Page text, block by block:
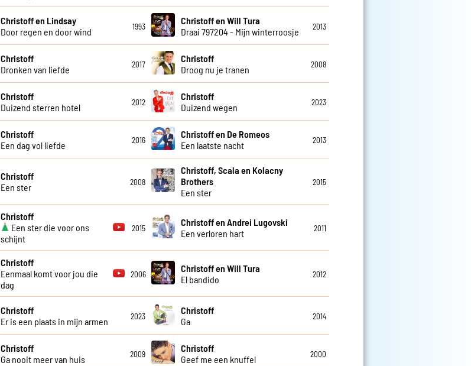
Christoff en Lindsay
Door regen en door wind
1993
Christoff en Will Tura
Draai 797204 - Mijn winterroosje
2013
Christoff
Dronken van liefde
2017
Christoff
Droog nu je tranen
2008
Christoff
Duizend sterren hotel
2012
Christoff
Duizend wegen
2023
Christoff
Een dag vol liefde
2016
Christoff en De Romeos
Een laatste nacht
2013
Christoff
Een ster
2008
Christoff, Scala en Kolacny
Brothers
Een ster
2015
Christoff
Een ster die voor ons
schijnt
2015
Christoff en Andrei Lugovski
Een verloren hart
2011
Christoff
Eenmaal komt voor jou die
dag
2006
Christoff en Will Tura
El bandido
2012
Christoff
Er is een plaats in mijn armen
2023
Christoff
Ga
2014
Christoff
Ga nooit meer van huis
2009
Christoff
Geef me een knuffel
2000